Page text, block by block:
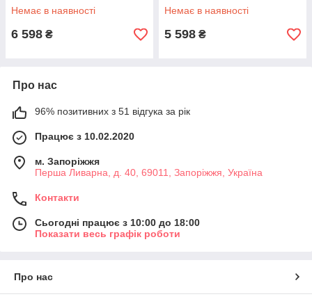
кущоріз Мотокоса ніж ліска
для трави
Немає в наявності
6 598 ₴
волосінь ніж для трави газону
і дачі 1400 Вт
Немає в наявності
5 598 ₴
Про нас
96% позитивних з 51 відгука за рік
Працює з 10.02.2020
м. Запоріжжя
Перша Ливарна, д. 40, 69011, Запоріжжя, Україна
Контакти
Сьогодні працює з 10:00 до 18:00
Показати весь графік роботи
Про нас